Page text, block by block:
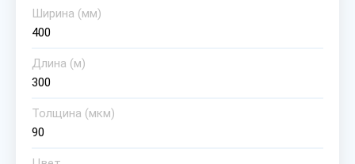
Ширина (мм)
400
Длина (м)
300
Толщина (мкм)
90